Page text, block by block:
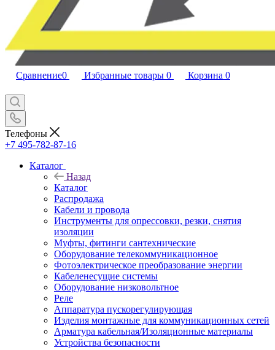
Сравнение0 Избранные товары 0 Корзина 0
Телефоны
+7 495-782-87-16
Каталог
Назад
Каталог
Распродажа
Кабели и провода
Инструменты для опрессовки, резки, снятия
изоляции
Муфты, фитинги сантехнические
Оборудование телекоммуникационное
Фотоэлектрическое преобразование энергии
Кабеленесущие системы
Оборудование низковольтное
Реле
Аппаратура пускорегулирующая
Изделия монтажные для коммуникационных сетей
Арматура кабельная/Изоляционные материалы
Устройства безопасности